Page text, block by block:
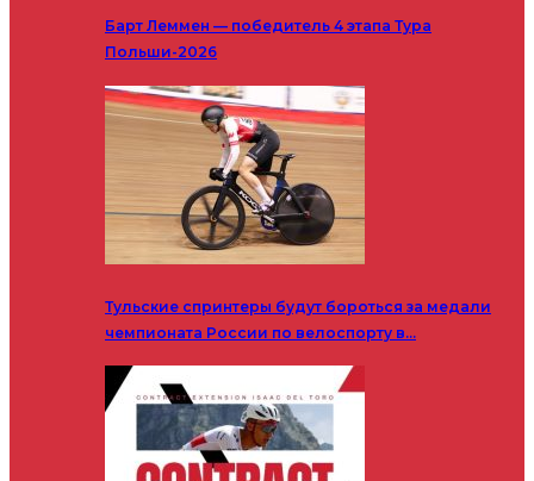
Барт Леммен — победитель 4 этапа Тура
Польши-2026
Тульские спринтеры будут бороться за медали
чемпионата России по велоспорту в…